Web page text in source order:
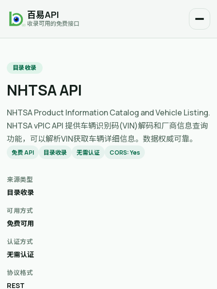
百易API
收录可用的免费接口
目录收录
NHTSA API
NHTSA Product Information Catalog and Vehicle Listing.
NHTSA vPIC API 提供车辆识别码(VIN)解码和厂商信息查询
功能，可以解析VIN获取车辆详细信息。数据权威可靠。
免费 API 目录收录 无需认证 CORS: Yes
来源类型
目录收录
可用方式
免费可用
认证方式
无需认证
协议格式
REST